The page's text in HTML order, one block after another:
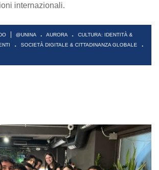
internazionali.
| @UNINA . AURORA .
CULTURA: IDENTITÀ &
. SOCIETÀ DIGITALE & CITTADINANZA GLOBALE .